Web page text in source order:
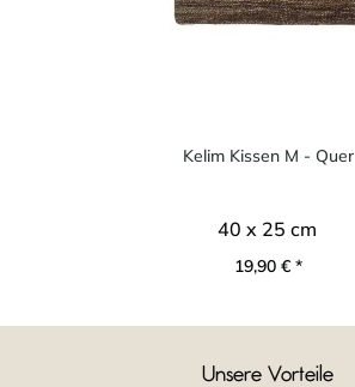
Kelim Kissen M - Quer
40 x 25 cm
19,90 € *
Unsere Vorteile